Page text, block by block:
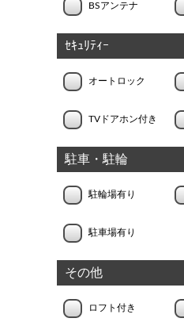
BSアンテナ
ｾｷｭﾘﾃｨｰ
オートロック
TVドアホン付き
駐車・駐輪
駐輪場有り
駐車場有り
その他
ロフト付き